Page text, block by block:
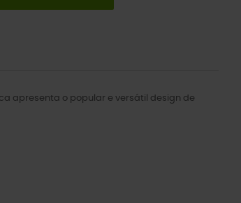
apresenta o popular e versátil design de